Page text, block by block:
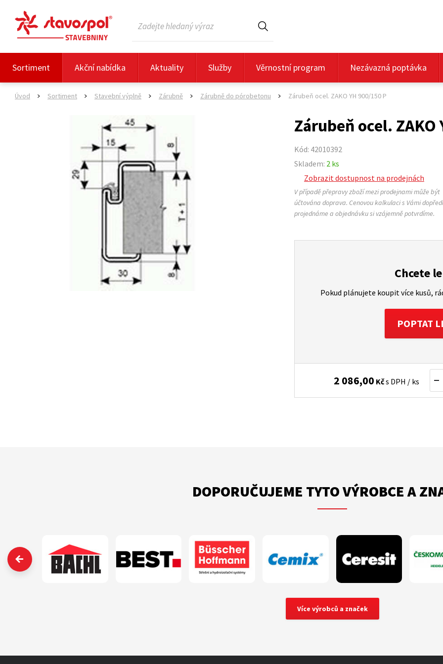
Sortiment Akční nabídka Aktuality Služby Věrnostní program Nezávazná poptávka
Úvod Sortiment Stavební výplně Zárubně Zárubně do pórobetonu Zárubeň ocel. ZAKO YH 900/150 P
Zárubeň ocel. ZAKO
Kód: 42010392
Skladem: 2 ks
Zobrazit dostupnost na prodejnách
V případě přepravy zboží mezi prodejnami může být
účtována doprava. Cenovou kalkulaci s Vámi
projednáme a objednávku si vzájemně potvrdíme.
Chcete
Pokud plánujete koupit více kusů,
POPTAT
2 086,00 Kčs DPH / ks
DOPORUČUJEME TYTO VÝROBCE A
‹
Více výrobců a značek